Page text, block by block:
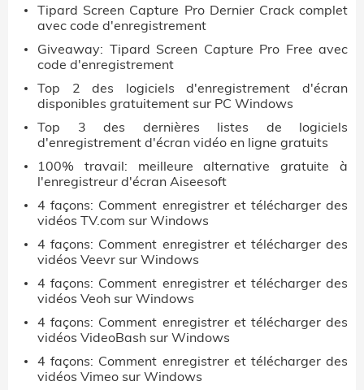
Tipard Screen Capture Pro Dernier Crack complet
avec code d'enregistrement
Giveaway: Tipard Screen Capture Pro Free avec
code d'enregistrement
Top 2 des logiciels d'enregistrement d'écran
disponibles gratuitement sur PC Windows
Top 3 des dernières listes de logiciels
d'enregistrement d'écran vidéo en ligne gratuits
100% travail: meilleure alternative gratuite à
l'enregistreur d'écran Aiseesoft
4 façons: Comment enregistrer et télécharger des
vidéos TV.com sur Windows
4 façons: Comment enregistrer et télécharger des
vidéos Veevr sur Windows
4 façons: Comment enregistrer et télécharger des
vidéos Veoh sur Windows
4 façons: Comment enregistrer et télécharger des
vidéos VideoBash sur Windows
4 façons: Comment enregistrer et télécharger des
vidéos Vimeo sur Windows